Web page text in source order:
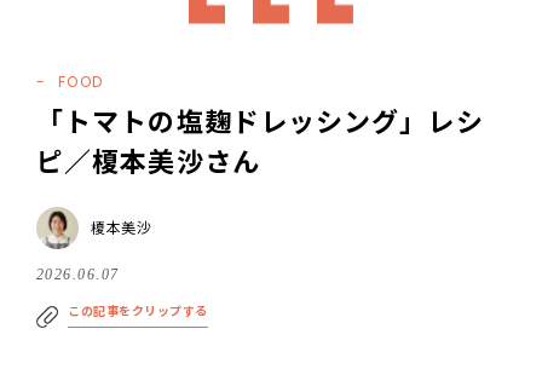
FOOD
「トマトの塩麹ドレッシング」レシ
ピ／榎本美沙さん
榎本美沙
2026.06.07
この記事をクリップする